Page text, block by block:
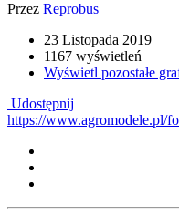
Przez Reprobus
23 Listopada 2019
1167 wyświetleń
Wyświetl pozostałe
Udostępnij
https://www.agromodele.pl/